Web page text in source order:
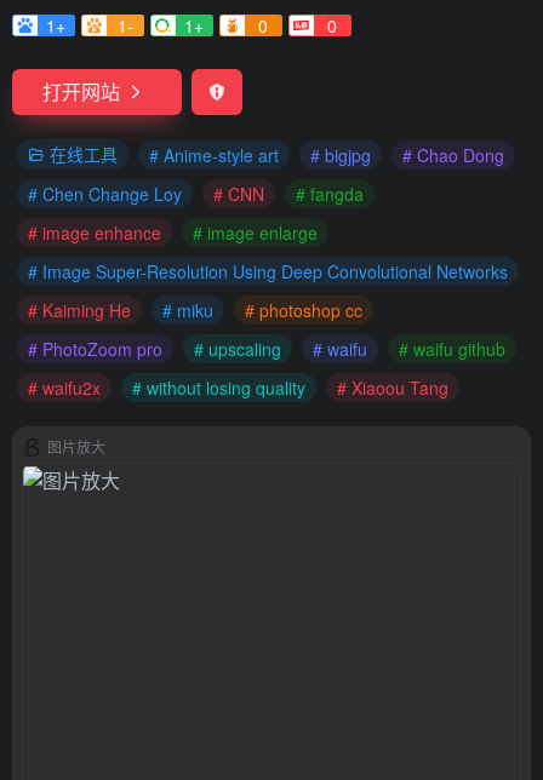
1+
1- 1+ 0 0
打开网站
在线工具 # Anime-style art # bigjpg
# Chao Dong
# Chen Change Loy
# CNN
# fangda
# image enhance
# image enlarge
# Image Super-Resolution Using Deep Convolutional Networks
# Kaiming He
# miku
# photoshop cc
# PhotoZoom pro
# upscaling # waifu
# waifu github
# waifu2x
# without losing quality # Xiaoou Tang
图片放大